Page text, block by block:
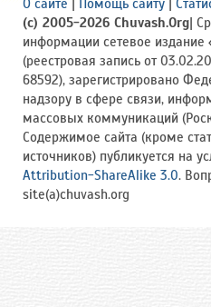
О сайте | Помощь сайту |
(c) 2005-2026 Chuvash.Org|
информации сетевое издание
(реестровая запись от
68592), зарегистрировано
надзору в сфере связи,
массовых коммуникаций
Содержимое сайта (кроме
источников) публикуется на
Attribution-ShareAlike 3.0.
site(a)chuvash.org